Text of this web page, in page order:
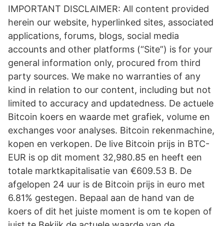
IMPORTANT DISCLAIMER: All content provided
herein our website, hyperlinked sites, associated
applications, forums, blogs, social media
accounts and other platforms (“Site”) is for your
general information only, procured from third
party sources. We make no warranties of any
kind in relation to our content, including but not
limited to accuracy and updatedness. De actuele
Bitcoin koers en waarde met grafiek, volume en
exchanges voor analyses. Bitcoin rekenmachine,
kopen en verkopen. De live Bitcoin prijs in BTC-
EUR is op dit moment 32,980.85 en heeft een
totale marktkapitalisatie van €609.53 B. De
afgelopen 24 uur is de Bitcoin prijs in euro met
6.81% gestegen. Bepaal aan de hand van de
koers of dit het juiste moment is om te kopen of